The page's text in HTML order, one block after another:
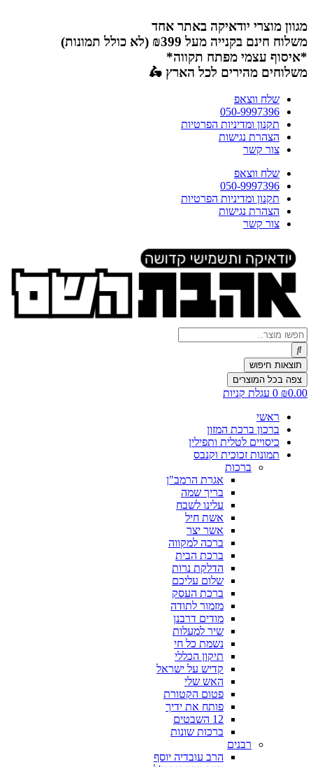
לתוכן
מגוון מוצרי יודאיקה באתר אחד
משלוח חינם בקנייה מעל ₪399 (לא כולל תמונות)
*איסוף עצמי מפתח תקווה*
משלוחים מהירים לכל הארץ 🛵
שלח ווצאפ
050-9997396
תקנון ומדיניות הפרטיות
הצהרת נגישות
צור קשר
שלח ווצאפ
050-9997396
תקנון ומדיניות הפרטיות
הצהרת נגישות
צור קשר
Search
...
תוצאות חיפוש
צפה בכל המוצרים
₪0.00
0 עגלת קניות
ראשי
ברכון ברכת המזון
כיסויים לטלית ותפילין
תמונות זכוכית וקנבס
ברכות
אגרת הרמב"ן
בריך שמה
עלינו לשבח
אשת חיל
אשר יצר
ברכה למקווה
ברכת הבית
הדלקת נרות
שלום עליכם
ברכת העסק
מזמור לתודה
מודים דרבנן
שיר למעלות
נשמת כל חי
תיקון הכללי
קדיש על ישראל
האש שלי
פטום הקטורת
פותח את ידיך
12 השבטים
ברכות שונות
רבנים
הרב עובדיה יוסף